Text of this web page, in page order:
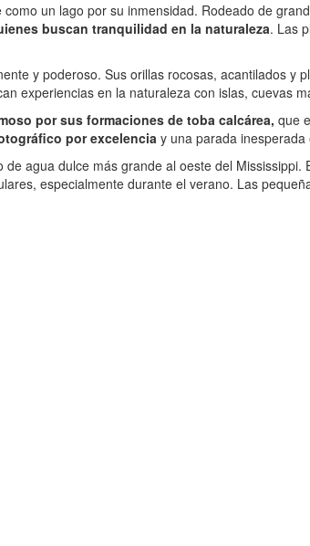
un lago por su inmensidad. Rodeado de
buscan tranquilidad en la naturaleza. Las
y poderoso. Sus orillas rocosas, acantilados y
experiencias en la naturaleza con islas, cuevas
por sus formaciones de toba calcárea, que
por excelencia y una parada
de agua dulce más grande al oeste del
especialmente durante el verano. Las